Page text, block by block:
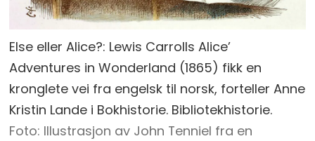
Else eller Alice?: Lewis Carrolls Alice’
Adventures in Wonderland (1865) fikk en
kronglete vei fra engelsk til norsk, forteller Anne
Kristin Lande i Bokhistorie. Bibliotekhistorie.
Illustrasjon av John Tenniel fra en